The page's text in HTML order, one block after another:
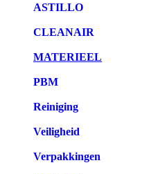
ASTILLO
CLEANAIR
MATERIEEL
PBM
Reiniging
Veiligheid
Verpakkingen